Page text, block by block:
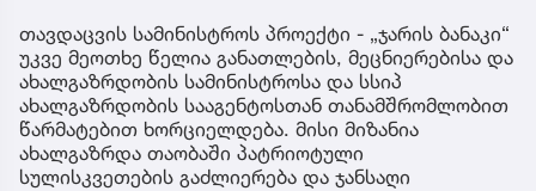
თავდაცვის სამინისტროს პროექტი - „ჯარის ბანაკი“
უკვე მეოთხე წელია განათლების, მეცნიერებისა და
ახალგაზრდობის სამინისტროსა და სსიპ
ახალგაზრდობის სააგენტოსთან თანამშრომლობით
წარმატებით ხორციელდება. მისი მიზანია
ახალგაზრდა თაობაში პატრიოტული
სულისკვეთების გაძლიერება და ჯანსაღი